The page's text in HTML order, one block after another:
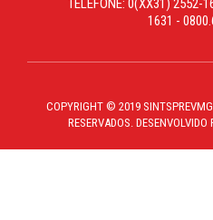
TELEFONE: 0(XX31) 2552-
1631 -
COPYRIGHT © 2019
RESERVADOS. DESENVOLVIDO